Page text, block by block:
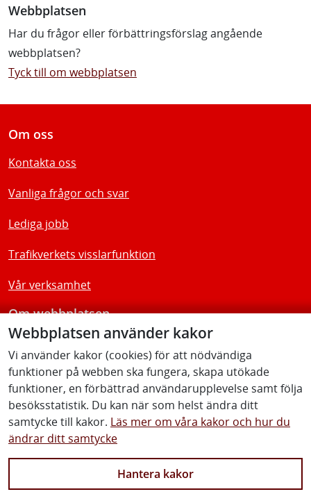
Webbplatsen använder kakor
Vi använder kakor (cookies) för att nödvändiga
funktioner på webben ska fungera, skapa utökade
funktioner, en förbättrad användarupplevelse samt följa
besöksstatistik. Du kan när som helst ändra ditt
samtycke till kakor. Läs mer om våra kakor och hur du
ändrar ditt samtycke
Hantera kakor
Webbplatsen
Har du frågor eller förbättringsförslag angående
webbplatsen?
Tyck till om webbplatsen
Om oss
Kontakta oss
Vanliga frågor och svar
Lediga jobb
Trafikverkets visslarfunktion
Vår verksamhet
Om webbplatsen
Tillgänglighetsredogörelse
Följ oss
Facebook Youtube